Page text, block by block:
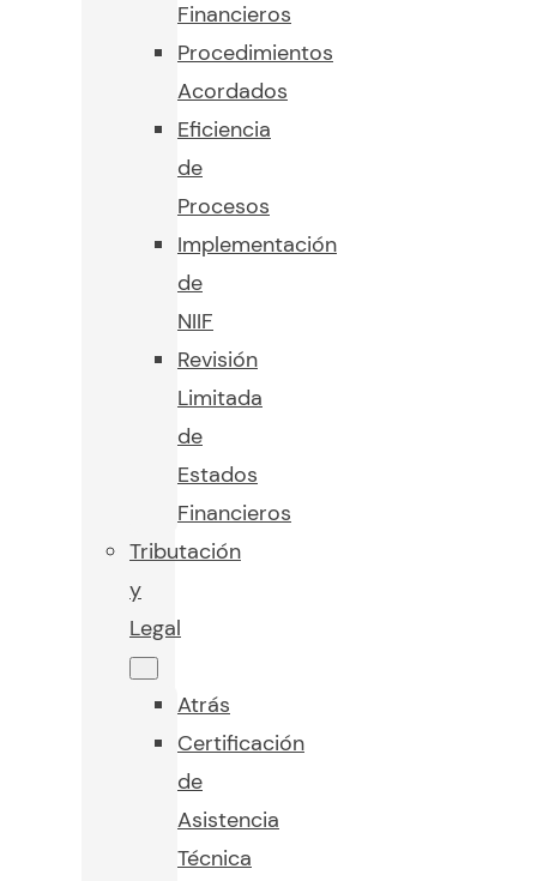
Financieros
Procedimientos
Acordados
Eficiencia
de
Procesos
Implementación
de
NIIF
Revisión
Limitada
de
Estados
Financieros
Tributación
y
Legal
Atrás
Certificación
de
Asistencia
Técnica